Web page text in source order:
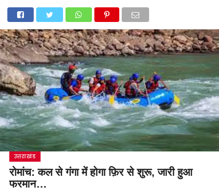
उत्तराखंड
रोमांच: कल से गंगा में होगा फ़िर से शुरू, जारी हुआ
फरमान…